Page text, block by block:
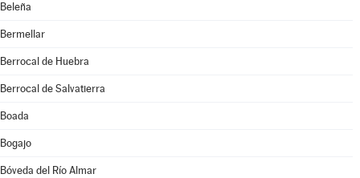
Beleña
Bermellar
Berrocal de Huebra
Berrocal de Salvatierra
Boada
Bogajo
Bóveda del Río Almar